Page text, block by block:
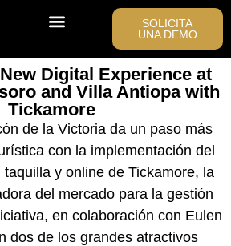
SOLICITA
UNA DEMO
Digital Experience at
and Villa Antiopa with
Tickamore
de la Victoria da un paso más
con la implementación del
y online de Tickamore, la
del mercado para la gestión
en colaboración con Eulen
dos de los grandes atractivos